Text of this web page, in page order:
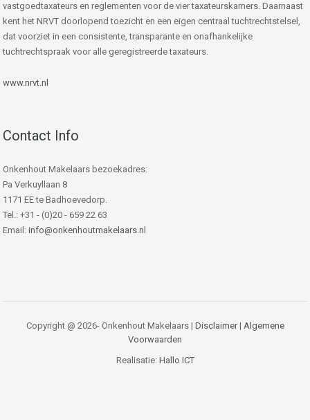
vastgoedtaxateurs en reglementen voor de vier taxateurskamers. Daarnaast
kent het NRVT doorlopend toezicht en een eigen centraal tuchtrechtstelsel,
dat voorziet in een consistente, transparante en onafhankelijke
tuchtrechtspraak voor alle geregistreerde taxateurs.
www.nrvt.nl
Contact Info
Onkenhout Makelaars bezoekadres:
Pa Verkuyllaan 8
1171 EE te Badhoevedorp.
Tel.: +31 - (0)20 - 659 22 63
Email: info@onkenhoutmakelaars.nl
Copyright @ 2026- Onkenhout Makelaars | Disclaimer| Algemene
Voorwaarden
Realisatie: Hallo ICT